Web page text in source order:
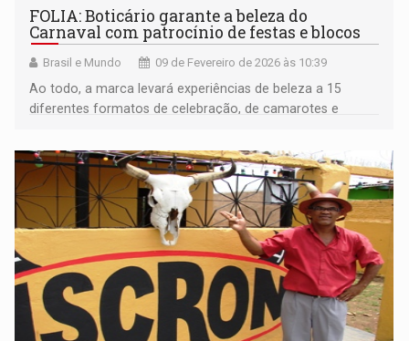
FOLIA: Boticário garante a beleza do
Carnaval com patrocínio de festas e blocos
Brasil e Mundo 09 de Fevereiro de 2026 às 10:39
Ao todo, a marca levará experiências de beleza a 15
diferentes formatos de celebração, de camarotes e
expressão cultural e conexão com os consumidores